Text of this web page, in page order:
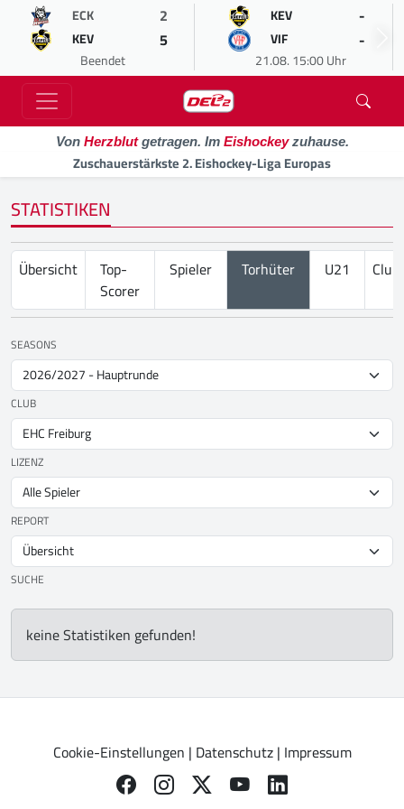
ECK 2
KEV 5
Beendet
KEV -
VIF -
21.08. 15:00 Uhr
Von Herzblutgetragen. Im Eishockeyzuhause.
Zuschauerstärkste 2. Eishockey-Liga Europas
STATISTIKEN
Übersicht
Top-
Scorer
Spieler Torhüter U21
SEASONS
CLUB
LIZENZ
REPORT
SUCHE
keine Statistiken gefunden!
Cookie-Einstellungen | Datenschutz| Impressum